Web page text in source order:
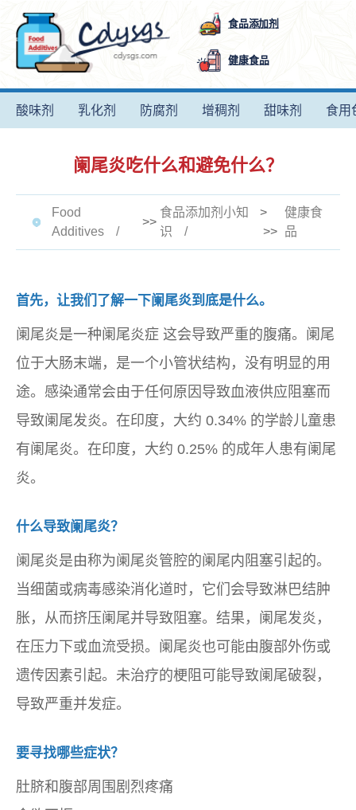
食品添加剂
健康食品
酸味剂 乳化剂 防腐剂 增稠剂 甜味剂 食用
阑尾炎吃什么和避免什么？
Food
Additives
>>
食品添加剂小知
识
>
>>
健康食
品
首先，让我们了解一下阑尾炎到底是什么。
阑尾炎是一种阑尾炎症 这会导致严重的腹痛。阑尾
位于大肠末端，是一个小管状结构，没有明显的用
途。感染通常会由于任何原因导致血液供应阻塞而
导致阑尾发炎。在印度，大约 0.34% 的学龄儿童患
有阑尾炎。在印度，大约 0.25% 的成年人患有阑尾
炎。
什么导致阑尾炎？
阑尾炎是由称为阑尾炎管腔的阑尾内阻塞引起的。
当细菌或病毒感染消化道时，它们会导致淋巴结肿
胀，从而挤压阑尾并导致阻塞。结果，阑尾发炎，
在压力下或血流受损。阑尾炎也可能由腹部外伤或
遗传因素引起。未治疗的梗阻可能导致阑尾破裂，
导致严重并发症。
要寻找哪些症状？
肚脐和腹部周围剧烈疼痛